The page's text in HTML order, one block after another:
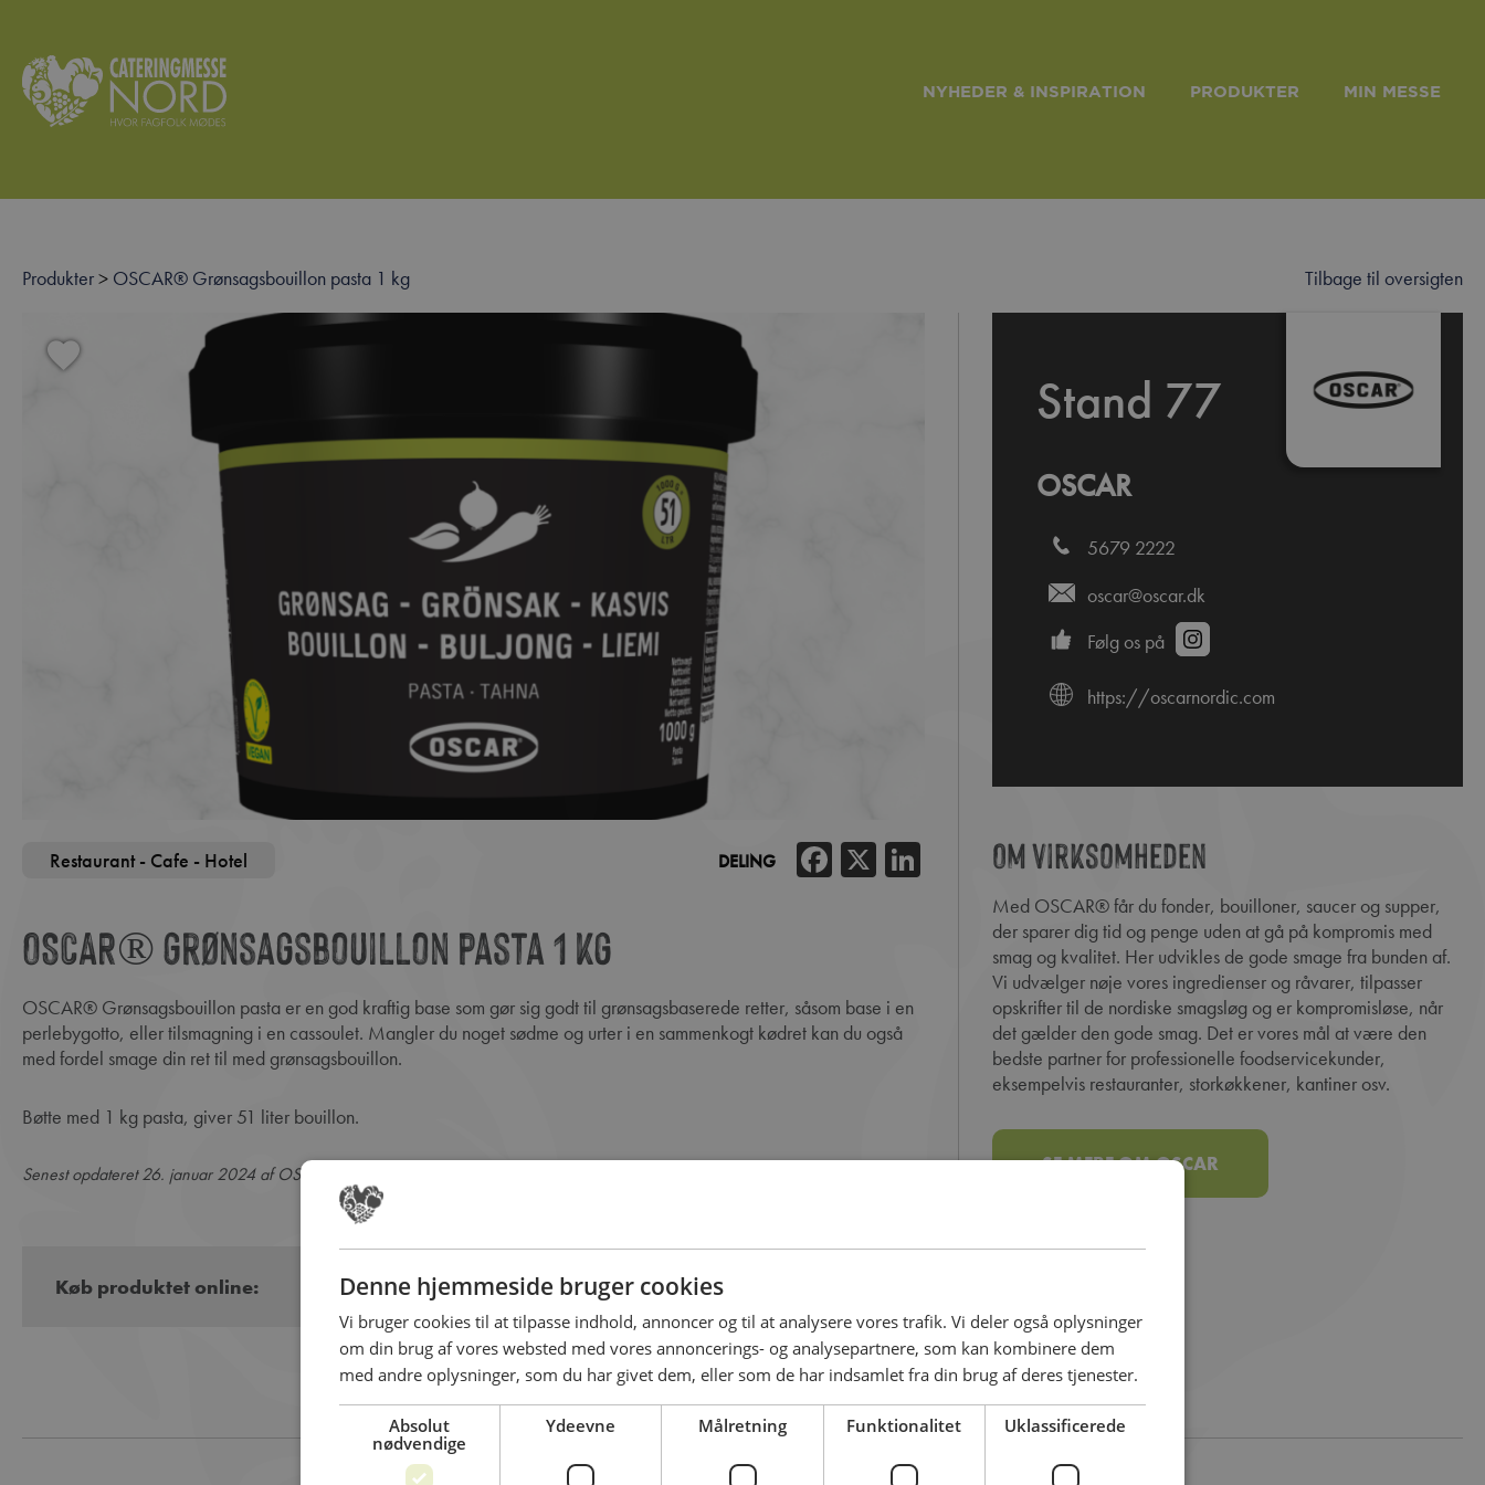
NYHEDER & INSPIRATION PRODUKTER MIN MESSE
Produkter> OSCAR® Grønsagsbouillon pasta 1 kg Tilbage til oversigten
Restaurant - Cafe - Hotel DELING Facebook
X LinkedIn
OSCAR® Grønsagsbouillon pasta 1 kg
OSCAR® Grønsagsbouillon pasta er en god kraftig base som gør sig godt til grønsagsbaserede retter, såsom base i en
perlebygotto, eller tilsmagning i en cassoulet. Mangler du noget sødme og urter i en sammenkogt kødret kan du også
med fordel smage din ret til med grønsagsbouillon.
Bøtte med 1 kg pasta, giver 51 liter bouillon.
Senest opdateret 26. januar 2024 af OSCAR
Køb produktet online:
Stand 77
OSCAR
5679 2222
oscar@oscar.dk
Følg os på
https://oscarnordic.com
Om virksomheden
Med OSCAR® får du fonder, bouilloner, saucer og supper,
der sparer dig tid og penge uden at gå på kompromis med
smag og kvalitet. Her udvikles de gode smage fra bunden af.
Vi udvælger nøje vores ingredienser og råvarer, tilpasser
opskrifter til de nordiske smagsløg og er kompromisløse, når
det gælder den gode smag. Det er vores mål at være den
bedste partner for professionelle foodservicekunder,
eksempelvis restauranter, storkøkkener, kantiner osv.
SE MERE OM OSCAR
Denne hjemmeside bruger cookies
Vi bruger cookies til at tilpasse indhold, annoncer og til at analysere vores trafik. Vi deler også oplysninger
om din brug af vores websted med vores annoncerings- og analysepartnere, som kan kombinere dem
med andre oplysninger, som du har givet dem, eller som de har indsamlet fra din brug af deres tjenester.
Absolut
nødvendige
Ydeevne Målretning Funktionalitet Uklassificerede